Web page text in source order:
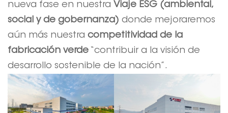
nueva fase en nuestra Viaje ESG (ambiental,
social y de gobernanza) donde mejoraremos
aún más nuestra competitividad de la
fabricación verde “contribuir a la visión de
desarrollo sostenible de la nación”.